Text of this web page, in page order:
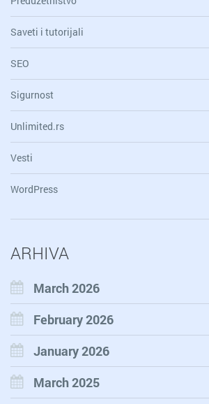
Saveti i tutorijali
SEO
Sigurnost
Unlimited.rs
Vesti
WordPress
ARHIVA
March 2026
February 2026
January 2026
March 2025